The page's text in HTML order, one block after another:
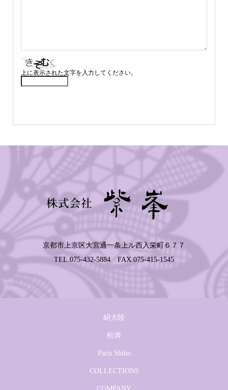
上に表示された文字を入力してください。
京都市上京区大宮通一条上ル西入栄町６７７
TEL.075-432-5884 FAX.075-415-1545
絹大陸
松涛
Paris Shiho
COLLECTIONS